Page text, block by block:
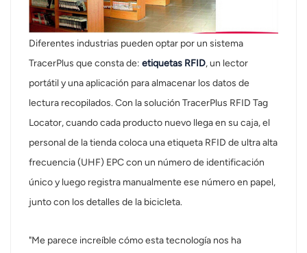
Diferentes industrias pueden optar por un sistema
TracerPlus que consta de:etiquetas RFID, un lector
portátil y una aplicación para almacenar los datos de
lectura recopilados. Con la solución TracerPlus RFID Tag
Locator, cuando cada producto nuevo llega en su caja, el
personal de la tienda coloca una etiqueta RFID de ultra alta
frecuencia (UHF) EPC con un número de identificación
único y luego registra manualmente ese número en papel,
junto con los detalles de la bicicleta.
"Me parece increíble cómo esta tecnología nos ha